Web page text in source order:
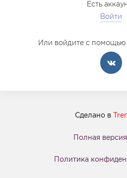
Есть
Войти
Или войдите с помощью
Сделано в
Полная
Политика